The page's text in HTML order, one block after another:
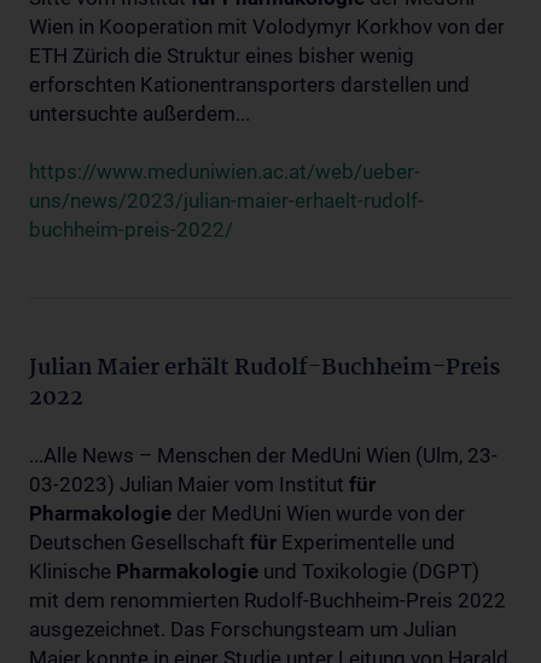
Wien in Kooperation mit Volodymyr Korkhov von der
ETH Zürich die Struktur eines bisher wenig
erforschten Kationentransporters darstellen und
untersuchte außerdem...
https://www.meduniwien.ac.at/web/ueber-
uns/news/2023/julian-maier-erhaelt-rudolf-
buchheim-preis-2022/
Julian Maier erhält Rudolf-Buchheim-Preis
2022
...Alle News – Menschen der MedUni Wien (Ulm, 23-
03-2023) Julian Maier vom Institut für
Pharmakologie der MedUni Wien wurde von der
Deutschen Gesellschaft für Experimentelle und
Klinische Pharmakologie und Toxikologie (DGPT)
mit dem renommierten Rudolf-Buchheim-Preis 2022
ausgezeichnet. Das Forschungsteam um Julian
Maier konnte in einer Studie unter Leitung von Harald